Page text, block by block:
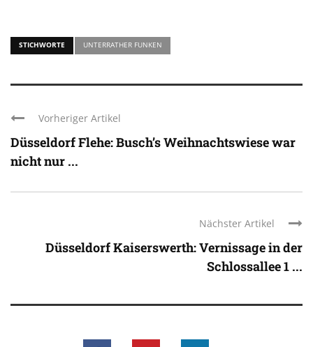
STICHWORTE UNTERRATHER FUNKEN
Vorheriger Artikel
Düsseldorf Flehe: Busch’s Weihnachtswiese war
nicht nur ...
Nächster Artikel
Düsseldorf Kaiserswerth: Vernissage in der
Schlossallee 1 ...